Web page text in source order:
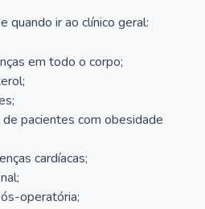
quando ir ao clínico geral:
em todo o corpo;
pacientes com obesidade
cardíacas;
operatória;